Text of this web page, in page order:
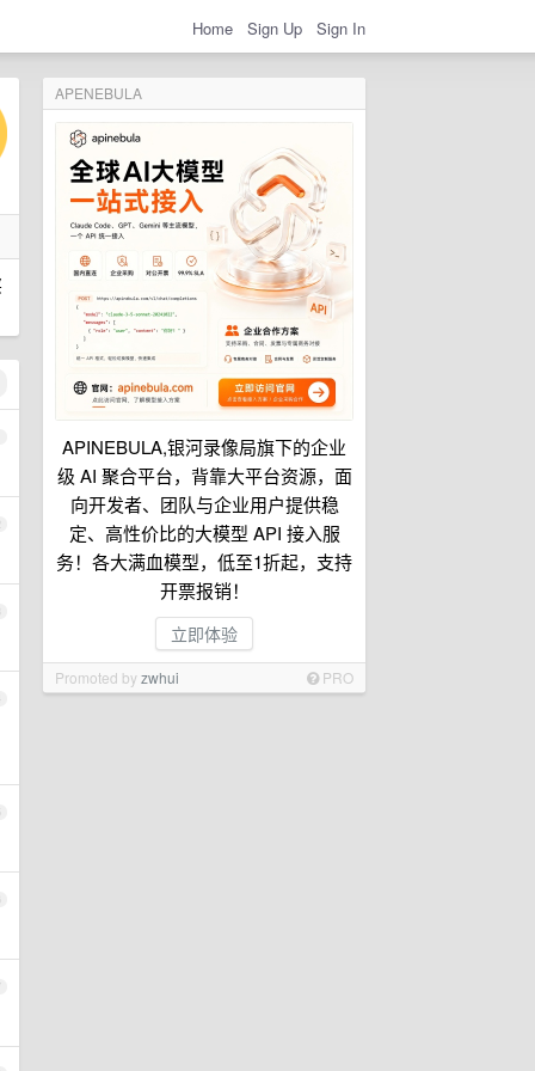
Home Sign Up Sign In
APENEBULA
APINEBULA,银河录像局旗下的企业
级 AI 聚合平台，背靠大平台资源，面
向开发者、团队与企业用户提供稳
定、高性价比的大模型 API 接入服
务！各大满血模型，低至1折起，支持
开票报销！
立即体验
Promoted byzwhui PRO